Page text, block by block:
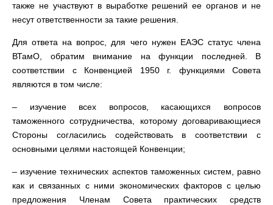
также не участвуют в выработке решений ее органов и не
несут ответственности за такие решения.
Для ответа на вопрос, для чего нужен ЕАЭС статус члена
ВТамО, обратим внимание на функции последней. В
соответствии с Конвенцией 1950 г. функциями Совета
являются в том числе:
– изучение всех вопросов, касающихся вопросов
таможенного сотрудничества, которому договаривающиеся
Стороны согласились содействовать в соответствии с
основными целями настоящей Конвенции;
– изучение технических аспектов таможенных систем, равно
как и связанных с ними экономических факторов с целью
предложения Членам Совета практических средств